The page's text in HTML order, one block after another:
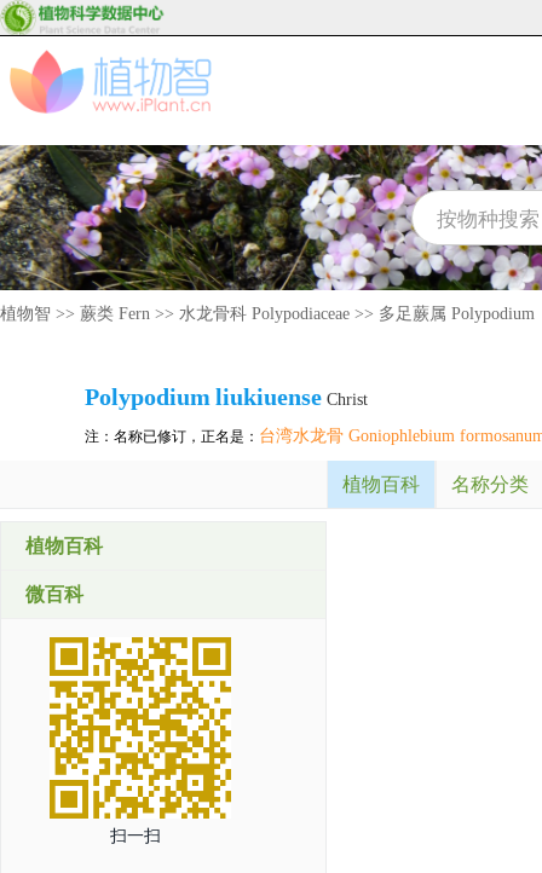
植物智 >> 蕨类 Fern >> 水龙骨科 Polypodiaceae >> 多足蕨属 Polypodium
Polypodium liukiuense Christ
注：名称已修订，正名是： 台湾水龙骨 Goniophlebium
植物百科 名称分类
植物百科
微百科
扫一扫